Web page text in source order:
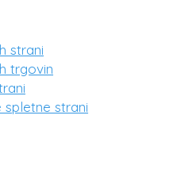
strani
trgovin
spletne strani